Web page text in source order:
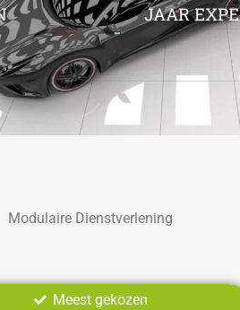
JAAR
Modulaire Dienstverlening
Meest gekozen